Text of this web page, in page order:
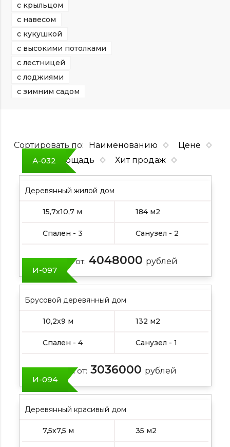
с крыльцом
с навесом
с кукушкой
с высокими потолками
с лестницей
с лоджиями
с зимним садом
Сортировать по: Наименованию
Цене
Площадь
Хит продаж
А-032
Деревянный жилой дом
15,7х10,7 м 184 м2
Спален - 3 Санузел - 2
Цена от: 4048000 рублей
И-097
Брусовой деревянный дом
10,2х9 м 132 м2
Спален - 4 Санузел - 1
Цена от: 3036000 рублей
И-094
Деревянный красивый дом
7,5х7,5 м 35 м2